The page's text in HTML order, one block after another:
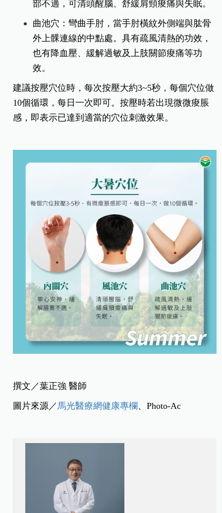
部不適，可清頭醒腦、舒緩肩頸痠痛與失眠。
曲池穴：彎曲手肘，當手肘橫紋外側端與肱骨
外上髁連線的中點處。具有疏風清熱的功效，
也有降血壓、緩解過敏及上肢關節痠痛等功
效。
建議按壓穴位時，每次按壓大約3~5秒，每個穴位做
10個循環，每日一次即可。按壓時若出現微微痠脹
感，即表示已達到適當的穴位刺激效果。
撰文／葉正強 醫師
圖片來源／ 馬光醫療網健康專欄、Photo-Ac